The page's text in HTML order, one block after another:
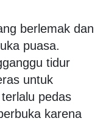
berlemak dan
puasa.
tidur
untuk
pedas
karena